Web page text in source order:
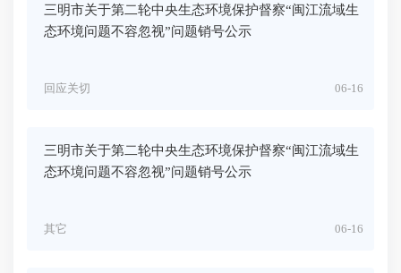
三明市关于第二轮中央生态环境保护督察“闽江流域生
态环境问题不容忽视”问题销号公示
06-16
回应关切
三明市关于第二轮中央生态环境保护督察“闽江流域生
态环境问题不容忽视”问题销号公示
06-16
其它